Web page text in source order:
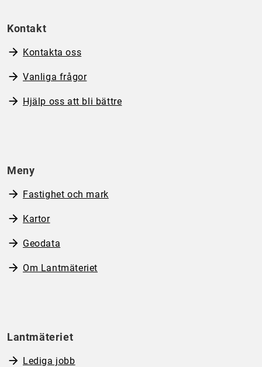
Kontakt
Kontakta oss
Vanliga frågor
Hjälp oss att bli bättre
Meny
Fastighet och mark
Kartor
Geodata
Om Lantmäteriet
Lantmäteriet
Lediga jobb